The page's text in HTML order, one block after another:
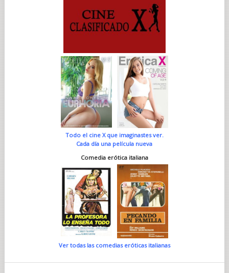
Todo el cine X que imaginastes ver.
Cada día una película nueva
Comedia erótica italiana
Ver todas las comedias eróticas italianas